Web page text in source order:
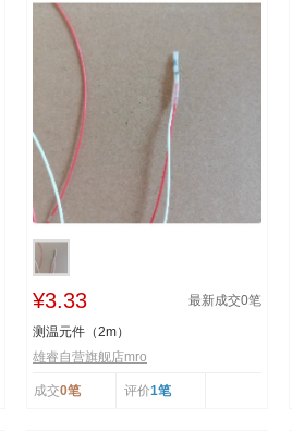
¥3.33 最新成交0笔
测温元件（2m）
雄睿自营旗舰店mro
成交0笔 评价1笔